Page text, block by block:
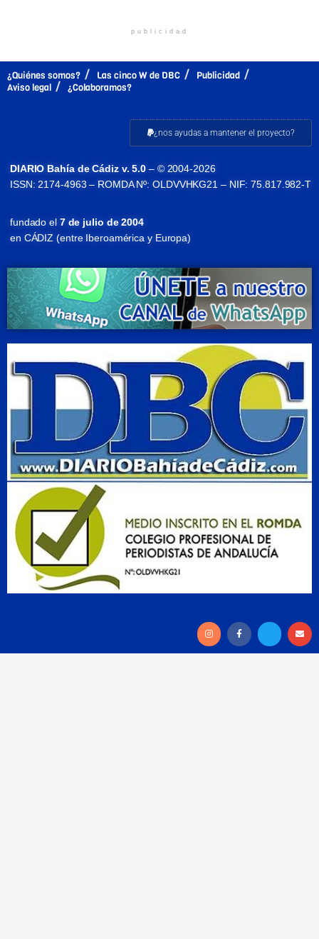
publicidad
¿Quiénes somos? Las cinco W de DBC
Publicidad
Aviso legal
¿Colaboramos?
¿nos ayudas a mantener el proyecto?
DIARIO Bahía de Cádiz v. 5.0 – © 2004-2026
ISSN: 2174-4963 – ROMDA Nº: OLDVVHKG21 – NIF: 75.817.982-T
fundado el7 de julio de 2004
en CÁDIZ (entre Iberoamérica y Europa)